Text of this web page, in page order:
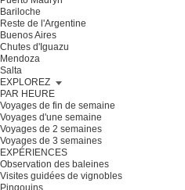
Bariloche
Reste de l'Argentine
Buenos Aires
Chutes d'Iguazu
Mendoza
Salta
EXPLOREZ
PAR HEURE
Voyages de fin de semaine
Voyages d'une semaine
Voyages de 2 semaines
Voyages de 3 semaines
EXPÉRIENCES
Observation des baleines
Visites guidées de vignobles
Pingouins